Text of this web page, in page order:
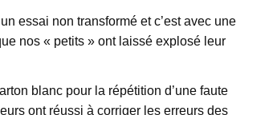
essai non transformé et c’est avec une
nos « petits » ont laissé explosé leur
blanc pour la répétition d’une faute
ont réussi à corriger les erreurs des